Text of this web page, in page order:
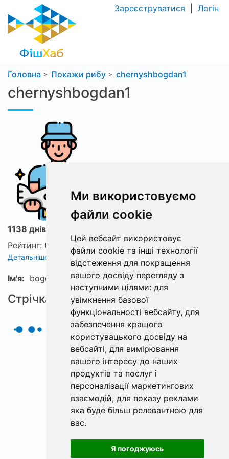
Ми використовуємо
файли cookie
Цей вебсайт використовує
файли cookie та інші технології
відстеження для покращення
вашого досвіду перегляду з
наступними цілями: для
увімкнення базової
функціональності вебсайту, для
забезпечення кращого
користувацького досвіду на
вебсайті, для вимірювання
вашого інтересу до наших
продуктів та послуг і
персоналізації маркетингових
взаємодій, для показу реклами
яка буде більш релевантною для
вас.
Я погоджуюсь
Зареєструватися Логін
Головна Покажи рибу chernyshbogdan1
chernyshbogdan1
1138 днів з ФішХаб
Рейтинг: 0
Детальніше про рейтинг
Ім'я: bogdan
Стрічка